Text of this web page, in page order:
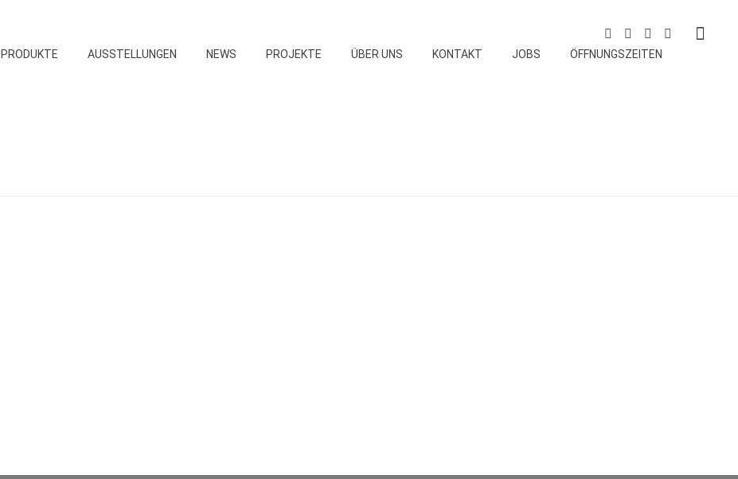
PRODUKTE AUSSTELLUNGEN NEWS PROJEKTE ÜBER UNS KONTAKT JOBS ÖFFNUNGSZEITEN